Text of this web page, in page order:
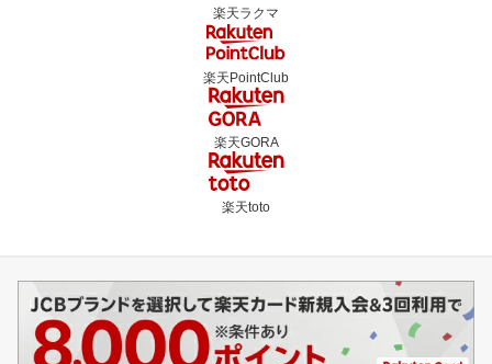
楽天ラクマ
楽天PointClub
楽天GORA
楽天toto